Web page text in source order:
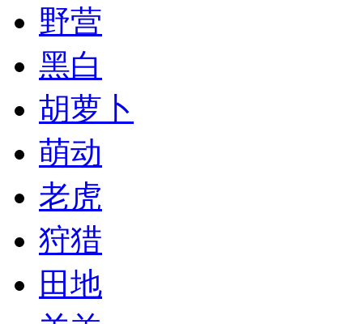
野营
黑白
胡萝卜
萌动
老虎
狩猎
田地